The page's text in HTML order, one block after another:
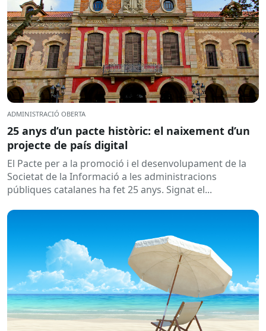
ADMINISTRACIÓ OBERTA
25 anys d’un pacte històric: el naixement d’un
projecte de país digital
El Pacte per a la promoció i el desenvolupament de la
Societat de la Informació a les administracions
públiques catalanes ha fet 25 anys. Signat el...